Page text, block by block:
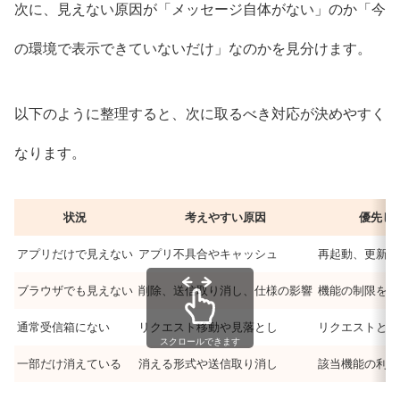
次に、見えない原因が「メッセージ自体がない」のか「今
の環境で表示できていないだけ」なのかを見分けます。
以下のように整理すると、次に取るべき対応が決めやすく
なります。
状況 考えやすい原因 優先し
アプリだけで見えない アプリ不具合やキャッシュ 再起動、更新
ブラウザでも見えない 削除、送信取り消し、仕様の影響 機能の制限を
通常受信箱にない リクエスト移動や見落とし リクエストと
一部だけ消えている 消える形式や送信取り消し 該当機能の利
スクロールできます